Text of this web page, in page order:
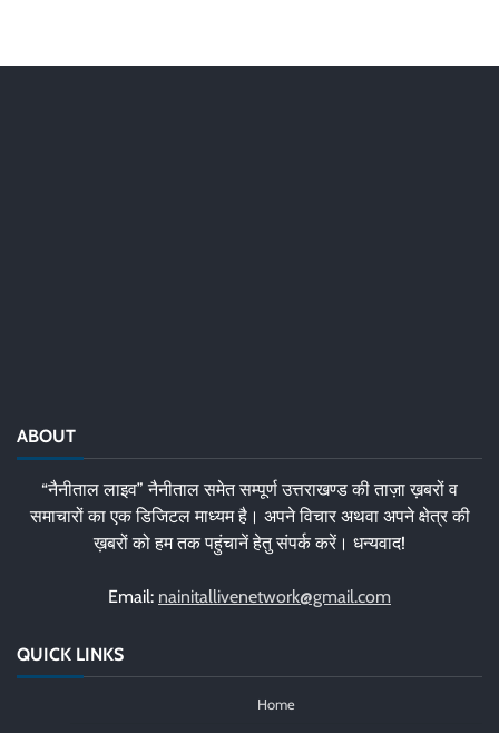
ABOUT
“नैनीताल लाइव” नैनीताल समेत सम्पूर्ण उत्तराखण्ड की ताज़ा ख़बरों व
समाचारों का एक डिजिटल माध्यम है। अपने विचार अथवा अपने क्षेत्र की
ख़बरों को हम तक पहुंचानें हेतु संपर्क करें। धन्यवाद!
Email: nainitallivenetwork@gmail.com
QUICK LINKS
Home